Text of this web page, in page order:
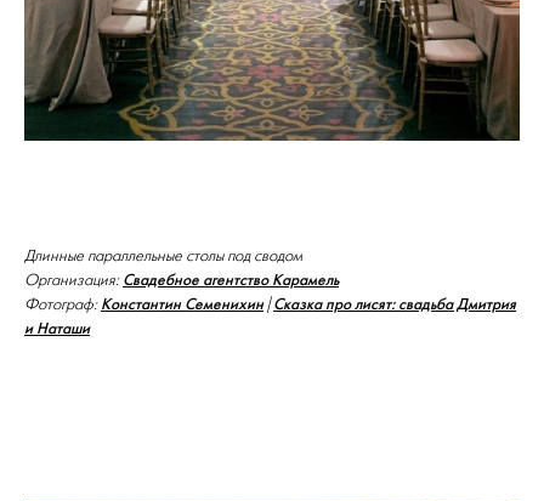
Длинные параллельные столы под сводом
Организация: Свадебное агентство Карамель
Фотограф: Константин Семенихин|Сказка про лисят: свадьба Дмитрия
и Наташи